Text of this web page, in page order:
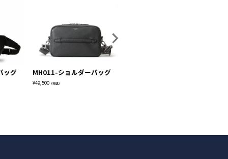
ッグ MH011-ショルダーバッグ
¥49,500（税込）